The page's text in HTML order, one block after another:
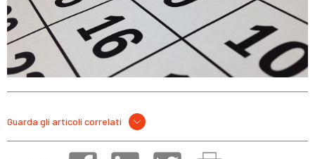
Guarda gli articoli correlati